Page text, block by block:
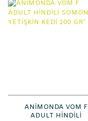
ANİMONDA VOM F
ADULT HİNDİLİ